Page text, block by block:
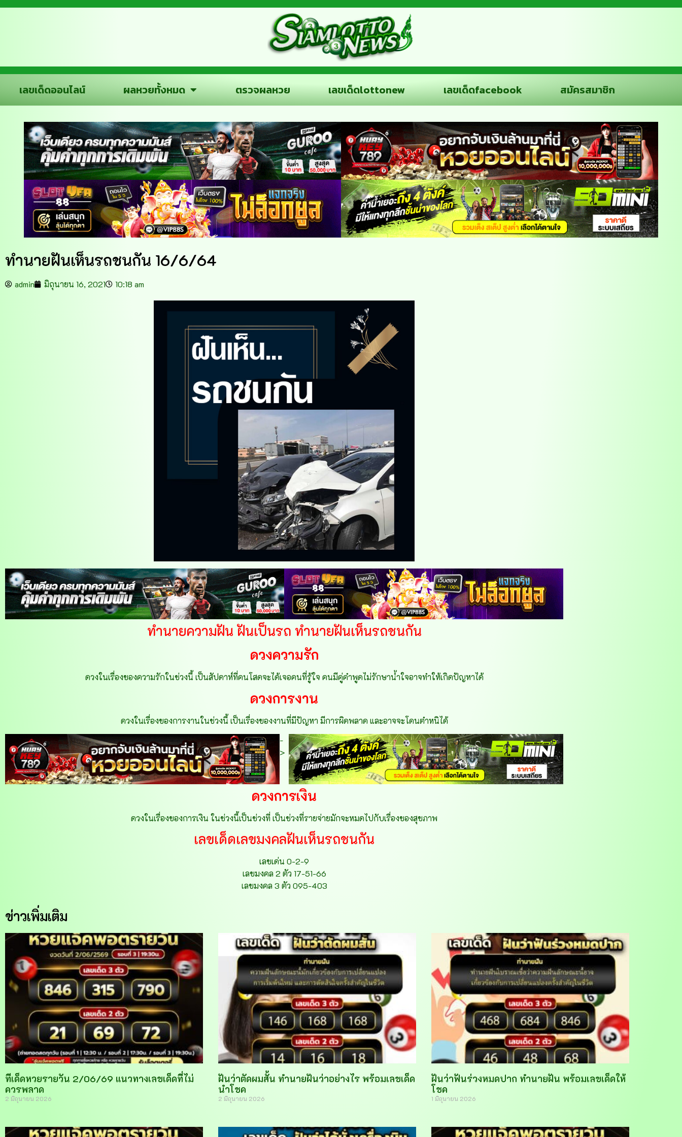
เลขเด็ดออนไลน์ ผลหวยทั้งหมด ตรวจผลหวย เลขเด็ดlottonew เลขเด็ดfacebook สมัครสมาชิก
ทำนายฝันเห็นรถชนกัน 16/6/64
admin มิถุนายน 16, 2021 10:18 am
ทำนายความฝัน ฝันเป็นรถ ทำนายฝันเห็นรถชนกัน
ดวงความรัก
ดวงในเรื่องของความรักในช่วงนี้ เป็นสัปดาห์ที่คนโสดจะได้เจอคนที่รู้ใจ คนมีคู่คำพูดไม่รักษาน้ำใจอาจทำให้เกิดปัญหาได้
ดวงการงาน
ดวงในเรื่องของการงานในช่วงนี้ เป็นเรื่องของงานที่มีปัญหา มีการผิดพลาด และอาจจะโดนตำหนิได้
-
>
ดวงการเงิน
ดวงในเรื่องของการเงิน ในช่วงนี้เป็นช่วงที่ เป็นช่วงที่รายจ่ายมักจะหมดไปกับเรื่องของสุขภาพ
เลขเด็ดเลขมงคลฝันเห็นรถชนกัน
เลขเด่น 0-2-9
เลขมงคล 2 ตัว 17-51-66
เลขมงคล 3 ตัว 095-403
ข่าวเพิ่มเติม
ทีเด็ดหวยรายวัน 2/06/69 แนวทางเลขเด็ดที่ไม่
ควรพลาด
2 มิถุนายน 2026
ฝันว่าตัดผมสั้น ทำนายฝันว่าอย่างไร พร้อมเลขเด็ด
นำโชค
2 มิถุนายน 2026
ฝันว่าฟันร่วงหมดปาก ทำนายฝัน พร้อมเลขเด็ดให้
โชค
1 มิถุนายน 2026